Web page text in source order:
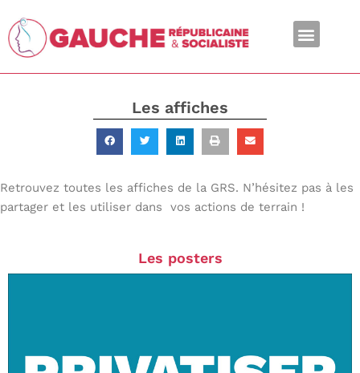
Les affiches
Retrouvez toutes les affiches de la GRS. N’hésitez pas à les
partager et les utiliser dans vos actions de terrain !
Les posters